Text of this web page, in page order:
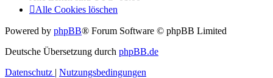
Alle Cookies löschen
Powered by phpBB® Forum Software © phpBB Limited
Deutsche Übersetzung durch phpBB.de
Datenschutz | Nutzungsbedingungen